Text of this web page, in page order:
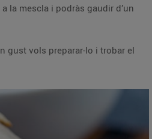
la mescla i podràs gaudir d’un
gust vols preparar-lo i trobar el